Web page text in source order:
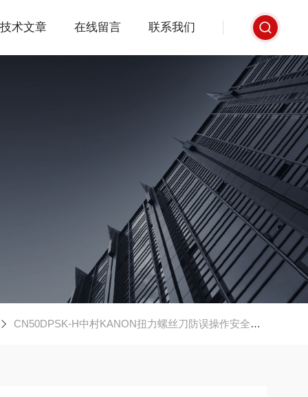
技术文章 在线留言 联系我们
CN50DPSK-H中村KANON扭力螺丝刀防误操作安全设计